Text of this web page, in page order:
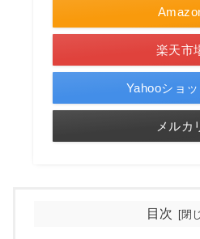
楽天市
Yahooショ
メルカ
目次